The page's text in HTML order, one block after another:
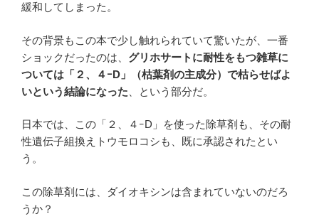
緩和してしまった。
その背景もこの本で少し触れられていて驚いたが、一番
ショックだったのは、 グリホサートに耐性をもつ雑草に
ついては「２、４ｰD」（枯葉剤の主成分）で枯らせばよ
いという結論になった 、という部分だ。
日本では、この「２、４ｰD」を使った除草剤も、その耐
性遺伝子組換えトウモロコシも、既に承認されたとい
う。
この除草剤には、ダイオキシンは含まれていないのだろ
うか？